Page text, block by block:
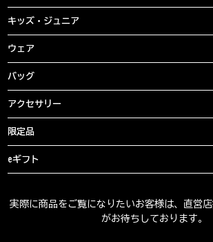
キッズ・ジュニア
ウェア
バッグ
アクセサリー
限定品
eギフト
実際に商品をご覧になりたいお客様は、直営
がお待ちしております。